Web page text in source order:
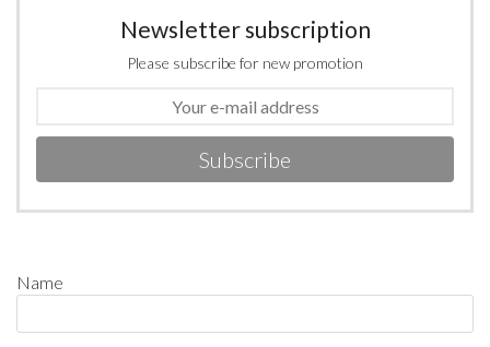
Newsletter subscription
Please subscribe for new promotion
Subscribe
Name